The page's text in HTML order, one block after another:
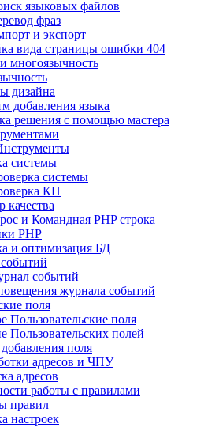
языковых файлов
фраз
и экспорт
вида страницы ошибки 404
многоязычность
дизайна
добавления языка
решения с помощью мастера
системы
системы
КП
качества
и Командная PHP строка
PHP
и оптимизация БД
событий
журнала событий
поля
Пользовательские поля
Пользовательских полей
поля
адресов и ЧПУ
адресов
работы с правилами
правил
настроек